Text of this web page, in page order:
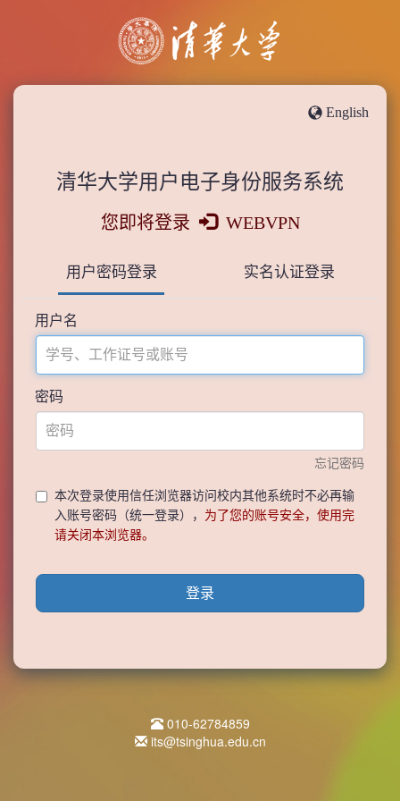
English
清华大学用户电子身份服务系统
您即将登录 WEBVPN
用户密码登录 实名认证登录
用户名
密码
忘记密码
本次登录使用信任浏览器访问校内其他系统时不必再输
入账号密码（统一登录）， 为了您的账号安全，使用完
请关闭本浏览器。
登录
010-62784859
its@tsinghua.edu.cn